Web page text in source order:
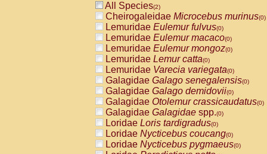
All Species(2)
Cheirogaleidae Microcebus murinus(0)
Lemuridae Eulemur fulvus(0)
Lemuridae Eulemur macaco(0)
Lemuridae Eulemur mongoz(0)
Lemuridae Lemur catta(0)
Lemuridae Varecia variegata(0)
Galagidae Galago senegalensis(0)
Galagidae Galago demidovii(0)
Galagidae Otolemur crassicaudatus(0)
Galagidae Galagidae spp.(0)
Loridae Loris tardigradus(0)
Loridae Nycticebus coucang(0)
Loridae Nycticebus pygmaeus(0)